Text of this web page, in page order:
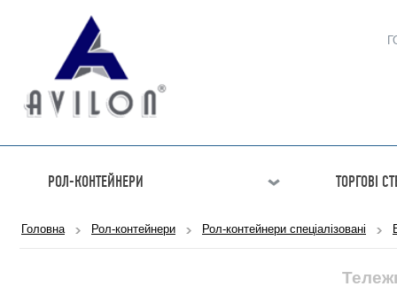
РОЛ-КОНТЕЙНЕРИ ТОРГОВІ
Головна Рол-контейнери Рол-контейнери спеціалізовані